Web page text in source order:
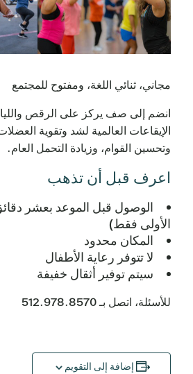
مجاني، ثنائي اللغة، ومفتوح للمجتمع
انضم إلى صف يركز على الرقص
الإيقاعات العالمية لشد وتقوية
وتحسين القوام، وزيادة التحمل العام.
اعرف قبل أن تذهب
الوصول قبل الموعد بعشر
الأولى فقط)
المكان محدود
لا تتوفر رعاية الأطفال
سيتم توفير أثقال خفيفة
للأسئلة، اتصل بـ 512.978.8570
إضافة إلى التقويم